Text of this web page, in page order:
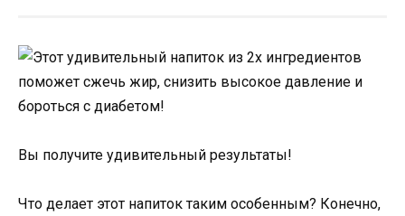
Вы получите удивительный результаты!
Что делает этот напиток таким особенным? Конечно,